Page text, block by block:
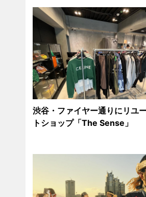
渋谷・ファイヤー通りにリユ
トショップ「The Sense」